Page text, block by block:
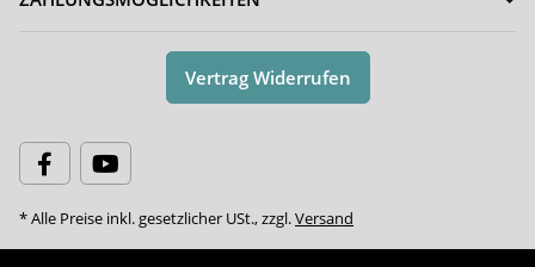
Vertrag Widerrufen
* Alle Preise inkl. gesetzlicher USt., zzgl.Versand